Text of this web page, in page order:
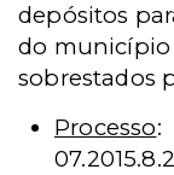
depósitos
do município
sobrestados
Processo